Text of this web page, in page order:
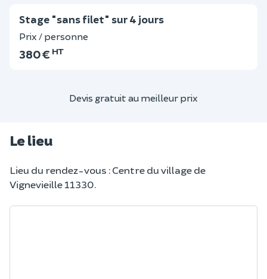
Stage "sans filet" sur 4 jours
Prix / personne
380 € HT
Devis gratuit au meilleur prix
Le lieu
Lieu du rendez-vous : Centre du village de
Vignevieille 11330.